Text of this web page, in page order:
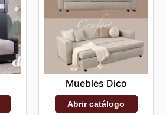
Muebles Dico
Abrir catálogo